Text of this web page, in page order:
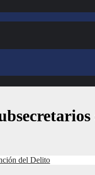
del Delito